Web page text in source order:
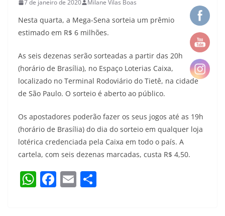
7 de janeiro de 2020 Milane Vilas Boas
Nesta quarta, a Mega-Sena sorteia um prêmio
estimado em R$ 6 milhões.
As seis dezenas serão sorteadas a partir das 20h
(horário de Brasília), no Espaço Loterias Caixa,
localizado no Terminal Rodoviário do Tietê, na cidade
de São Paulo. O sorteio é aberto ao público.
Os apostadores poderão fazer os seus jogos até as 19h
(horário de Brasília) do dia do sorteio em qualquer loja
lotérica credenciada pela Caixa em todo o país. A
cartela, com seis dezenas marcadas, custa R$ 4,50.
W F E